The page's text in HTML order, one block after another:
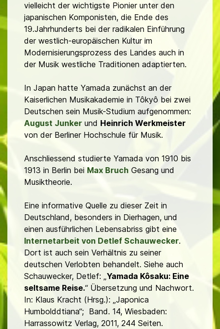
vielleicht der wichtigste Pionier unter den
japanischen Komponisten, die Ende des
19.Jahrhunderts bei der radikalen Einführung
der westlich-europäischen Kultur im
Modernisierungsprozess des Landes auch in
der Musik westliche Traditionen adaptierten.
In Japan hatte Yamada zunächst an der
Kaiserlichen Musikakademie in Tôkyô bei zwei
Deutschen sein Musik-Studium aufgenommen:
August Junker und Heinrich Werkmeister
von der Berliner Hochschule für Musik.
Anschliessend studierte Yamada von 1910 bis
1913 in Berlin bei Max Bruch Gesang und
Musiktheorie.
Eine informative Quelle zu dieser Zeit in
Deutschland, besonders in Dierhagen, und
einen ausführlichen Lebensabriss gibt eine
Internetarbeit von Detlef Schauwecker.
Dort ist auch sein Verhältnis zu seiner
deutschen Verlobten behandelt. Siehe auch
Schauwecker, Detlef: „Yamada Kôsaku: Eine
seltsame Reise.“ Übersetzung und Nachwort.
In: Klaus Kracht (Hrsg.): „Japonica
Humbolddtiana“; Band. 14, Wiesbaden:
Harrassowitz Verlag, 2011, 244 Seiten.